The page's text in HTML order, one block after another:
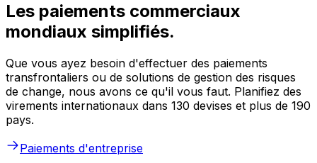
Les paiements commerciaux
mondiaux simplifiés.
Que vous ayez besoin d'effectuer des paiements
transfrontaliers ou de solutions de gestion des risques
de change, nous avons ce qu'il vous faut. Planifiez des
virements internationaux dans 130 devises et plus de 190
pays.
Paiements d'entreprise